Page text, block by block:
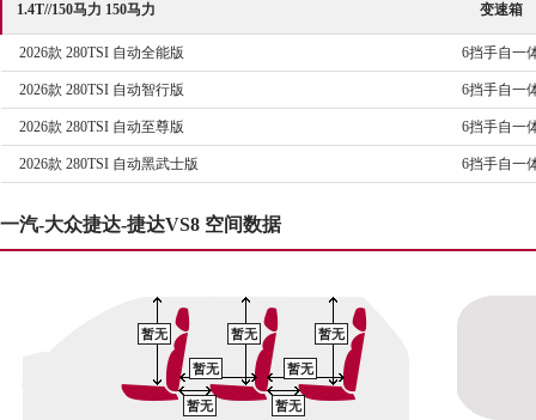
1.4T//150马力 150马力 变速箱
2026款 280TSI 自动全能版 6挡手自一
2026款 280TSI 自动智行版 6挡手自一
2026款 280TSI 自动至尊版 6挡手自一
2026款 280TSI 自动黑武士版 6挡手自一
一汽-大众捷达-捷达VS8 空间数据
暂无 暂无 暂无
暂无
暂无 暂无
暂无